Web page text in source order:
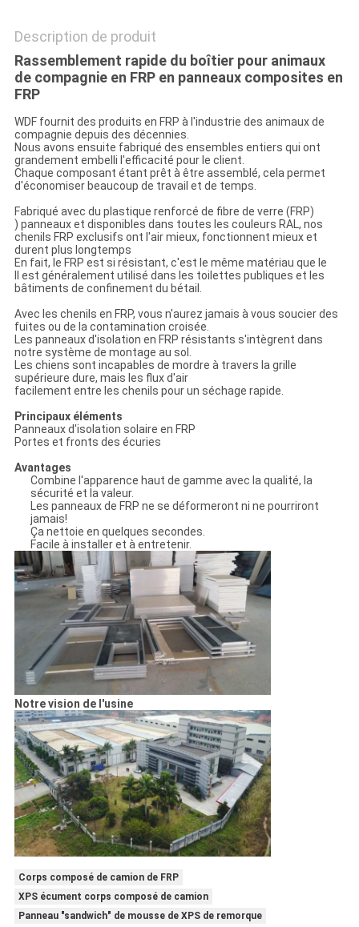
Description de produit
Rassemblement rapide du boîtier pour animaux
de compagnie en FRP en panneaux composites en
FRP
WDF fournit des produits en FRP à l'industrie des animaux de
compagnie depuis des décennies.
Nous avons ensuite fabriqué des ensembles entiers qui ont
grandement embelli l'efficacité pour le client.
Chaque composant étant prêt à être assemblé, cela permet
d'économiser beaucoup de travail et de temps.
Fabriqué avec du plastique renforcé de fibre de verre (FRP)
) panneaux et disponibles dans toutes les couleurs RAL, nos
chenils FRP exclusifs ont l'air mieux, fonctionnent mieux et
durent plus longtemps
En fait, le FRP est si résistant, c'est le même matériau que le
Il est généralement utilisé dans les toilettes publiques et les
bâtiments de confinement du bétail.
Avec les chenils en FRP, vous n'aurez jamais à vous soucier des
fuites ou de la contamination croisée.
Les panneaux d'isolation en FRP résistants s'intègrent dans
notre système de montage au sol.
Les chiens sont incapables de mordre à travers la grille
supérieure dure, mais les flux d'air
facilement entre les chenils pour un séchage rapide.
Principaux éléments
Panneaux d'isolation solaire en FRP
Portes et fronts des écuries
Avantages
Combine l'apparence haut de gamme avec la qualité, la
sécurité et la valeur.
Les panneaux de FRP ne se déformeront ni ne pourriront
jamais!
Ça nettoie en quelques secondes.
Facile à installer et à entretenir.
Notre vision de l'usine
Corps composé de camion de FRP
XPS écument corps composé de camion
Panneau "sandwich" de mousse de XPS de remorque